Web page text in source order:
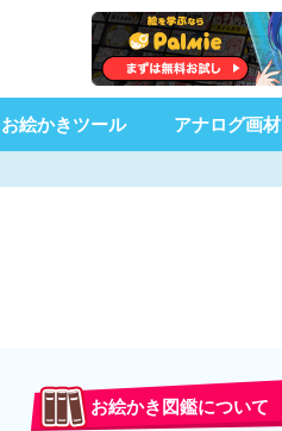
お絵かきツール アナログ画材
お絵かき図鑑について